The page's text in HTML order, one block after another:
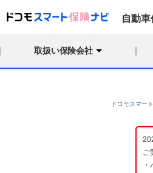
自動車
取扱い保険会社
ドコモスマー
ご